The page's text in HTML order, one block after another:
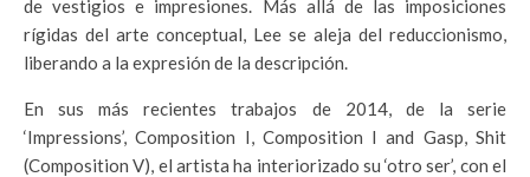
de vestigios e impresiones. Más allá de las imposiciones
rígidas del arte conceptual, Lee se aleja del reduccionismo,
liberando a la expresión de la descripción.
En sus más recientes trabajos de 2014, de la serie
‘Impressions’, Composition I, Composition I and Gasp, Shit
(Composition V), el artista ha interiorizado su ‘otro ser’, con el